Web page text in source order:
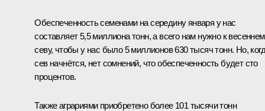
Обеспеченность семенами на середину января у нас
составляет 5,5 миллиона тонн, а всего нам нужно к
севу, чтобы у нас было 5 миллионов 630 тысяч тонн. Но,
сев начнётся, нет сомнений, что обеспеченность будет сто
процентов.
Также аграриями приобретено более 101 тысячи тонн